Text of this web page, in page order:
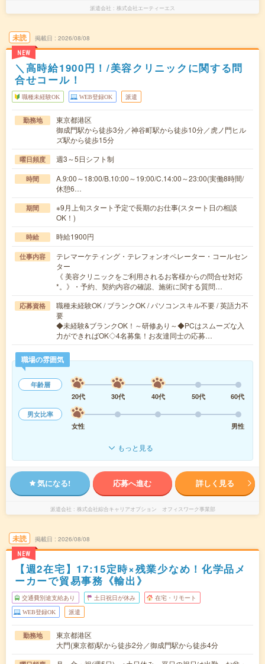
派遣会社 株式会社エーティーエス
未読
NEW
掲載日 2026/08/08
＼高時給1900円！/美容クリニックに関する問
合せコール！
職種未経験OK WEB登録OK 派遣
勤務地
東京都港区
御成門駅から徒歩3分／神谷町駅から徒歩10分／虎ノ門ヒル
ズ駅から徒歩15分
曜日頻度 週3～5日シフト制
時間
A.9:00～18:00/B.10:00～19:00/C.14:00～23:00(実働8時間/
休憩6…
期間
※9月上旬スタート予定で長期のお仕事(スタート日の相談
OK！)
時給 時給1900円
仕事内容
テレマーケティング・テレフォンオペレーター・コールセン
ター
《 美容クリニックをご利用されるお客様からの問合せ対応
*。》・予約、契約内容の確認、施術に関する質問…
応募資格
職種未経験OK / ブランクOK / パソコンスキル不要 / 英語力不
要
◆未経験&ブランクOK！～研修あり～◆PCはスムーズな入
力ができればOK◇4名募集！お友達同士の応募…
職場の雰囲気
年齢層
20代
30代 40代 50代
60代
男女比率
女性
男性
もっと見る
気になる! 応募へ進む 詳しく見る
派遣会社 株式会社綜合キャリアオプション オフィスワーク事業部
未読
NEW
掲載日 2026/08/08
【週2在宅】17:15定時×残業少なめ！化学品メ
ーカーで貿易事務《輸出》
交通費別途支給あり 土日祝日が休み 在宅・リモート
WEB登録OK 派遣
勤務地
東京都港区
大門(東京都)駅から徒歩2分／御成門駅から徒歩4分